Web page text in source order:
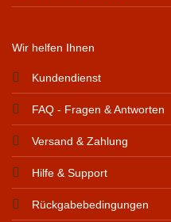
Wir helfen Ihnen
Kundendienst
FAQ - Fragen & Antworten
Versand & Zahlung
Hilfe & Support
Rückgabebedingungen